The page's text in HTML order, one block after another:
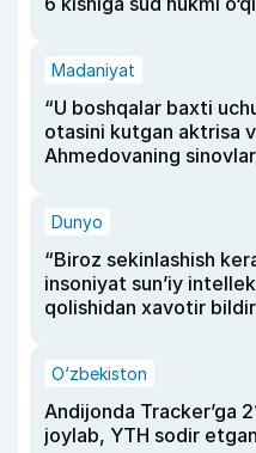
Madaniyat
“U boshqalar baxti
otasini kutgan aktrisa
Ahmedovaning
Dunyo
“Biroz sekinlashish
insoniyat sun’iy
qolishidan xavotir
O‘zbekiston
Andijonda Tracker’ga
joylab, YTH sodir